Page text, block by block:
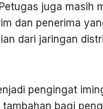
juga masih
dan penerima
dari jaringan
pengingat
tambahan bagi